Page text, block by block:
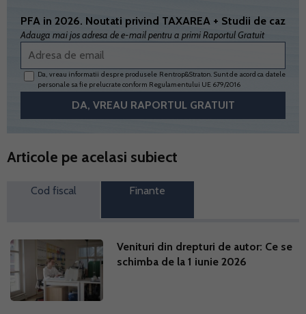
PFA in 2026. Noutati privind TAXAREA + Studii de caz
Adauga mai jos adresa de e-mail pentru a primi Raportul Gratuit
Da, vreau informatii despre produsele Rentrop&Straton. Sunt de acord ca datele
personale sa fie prelucrate conform Regulamentului UE 679/2016
Articole pe acelasi subiect
Cod fiscal Finante
Venituri din drepturi de autor: Ce se
schimba de la 1 iunie 2026